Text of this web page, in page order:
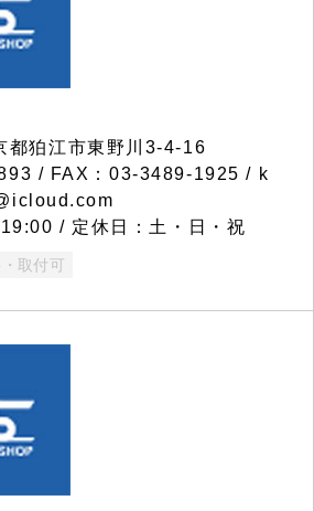
狛江市東野川3-4-16
/ FAX：03-3489-1925 / k
/ 定休日：土・日・祝
取付可